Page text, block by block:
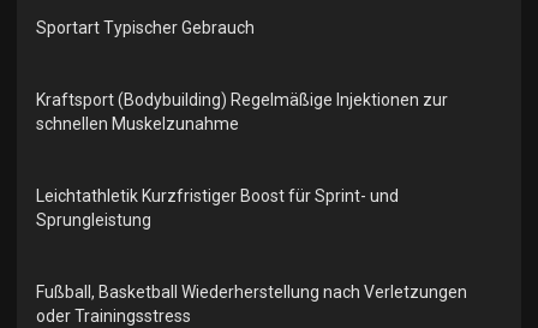
Sportart Typischer Gebrauch
Kraftsport (Bodybuilding) Regelmäßige Injektionen zur
schnellen Muskelzunahme
Leichtathletik Kurzfristiger Boost für Sprint- und
Sprungleistung
Fußball, Basketball Wiederherstellung nach Verletzungen
oder Trainingsstress